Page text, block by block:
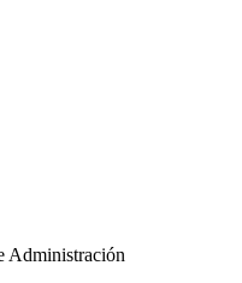
Administración